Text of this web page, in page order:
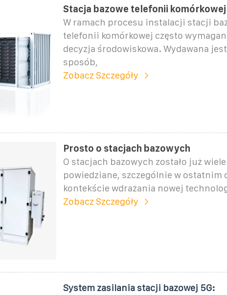
Stacja bazowe telefonii komórkowej
W ramach procesu instalacji stacji
telefonii komórkowej często
decyzja środowiskowa. Wydawana
sposób,
Zobacz Szczegóły
Prosto o stacjach bazowych
O stacjach bazowych zostało już
powiedziane, szczególnie w ostatnim
kontekście wdrażania nowej
Zobacz Szczegóły
System zasilania stacji bazowej 5G: